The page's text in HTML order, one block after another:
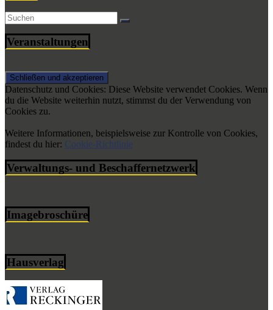
Veranstaltungen
Datenschutz und Cookies: Diese Website verwendet Cookies. Wenn
du die Website weiterhin nutzt, stimmst du der Verwendung von
Cookies zu.
Weitere Informationen, beispielsweise zur Kontrolle von Cookies,
findest du hier: Cookie-Richtlinie
Verwaltungs- und Beschaffernetzwerk
Imagebroschüre
Hausverlag